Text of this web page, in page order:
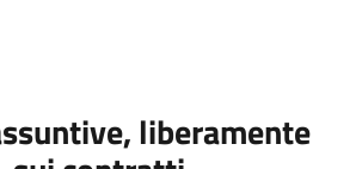
liberamente